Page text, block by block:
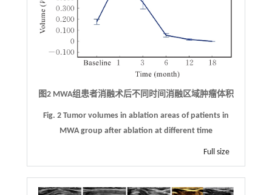
图2 MWA组患者消融术后不同时间消融区域肿瘤体积
Fig. 2 Tumor volumes in ablation areas of patients in
MWA group after ablation at different time
Full size